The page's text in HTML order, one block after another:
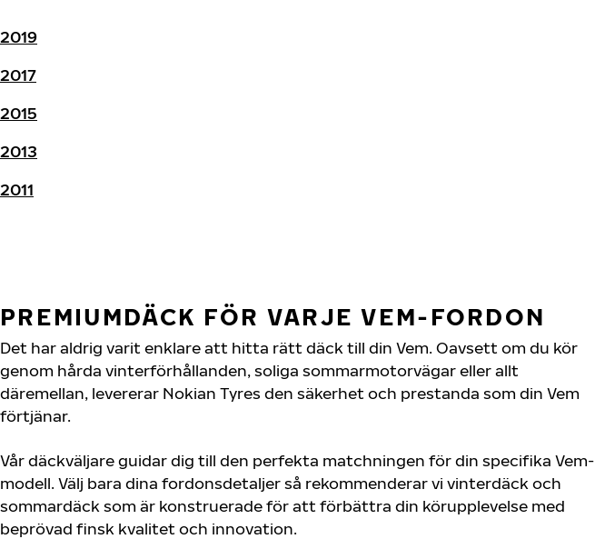
2019
2017
2015
2013
2011
PREMIUMDÄCK FÖR VARJE VEM-FORDON
Det har aldrig varit enklare att hitta rätt däck till din Vem. Oavsett om du kör
genom hårda vinterförhållanden, soliga sommarmotorvägar eller allt
däremellan, levererar Nokian Tyres den säkerhet och prestanda som din Vem
förtjänar.
Vår däckväljare guidar dig till den perfekta matchningen för din specifika Vem-
modell. Välj bara dina fordonsdetaljer så rekommenderar vi vinterdäck och
sommardäck som är konstruerade för att förbättra din körupplevelse med
beprövad finsk kvalitet och innovation.